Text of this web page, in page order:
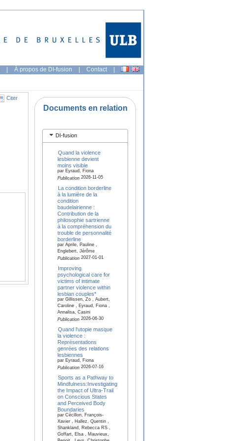
| À propos de DI-fusion | Contact |
Citer
Documents en relation
DI-fusion
Quand la violence
lesbienne devient
moins visible
par Eyraud, Fiona
Publication2026-11-05
La condition borderline
à la lumière de la
condition
baudelairienne :
Contribution de la
philosophie sartrienne
à la compréhension du
trouble de personnalité
borderline
par Aprile, Pauline ,
Englebert, Jérôme
Publication2027-01-01
Improving
psychological care for
victims of intimate
partner violence within
lesbian couples*
par Gillissen, Zo , Aubert,
Caroline , Eyraud, Fiona ,
Annalisa, Casini
Publication2026-06-30
Quand l'utopie masque
la violence :
Représentations
genrées des relations
lesbiennes
par Eyraud, Fiona
Publication2026-07-16
Sports as a Pathway to
Mindfulness:Investigating
the Impact of Ultra-Trail
on Conscious States
and Perceived Body
Boundaries
par Cécillon, François-
Xavier , Hallez, Quentin ,
Shankland, Rebecca RS ,
Goffart, Elsa , Mauvieux,